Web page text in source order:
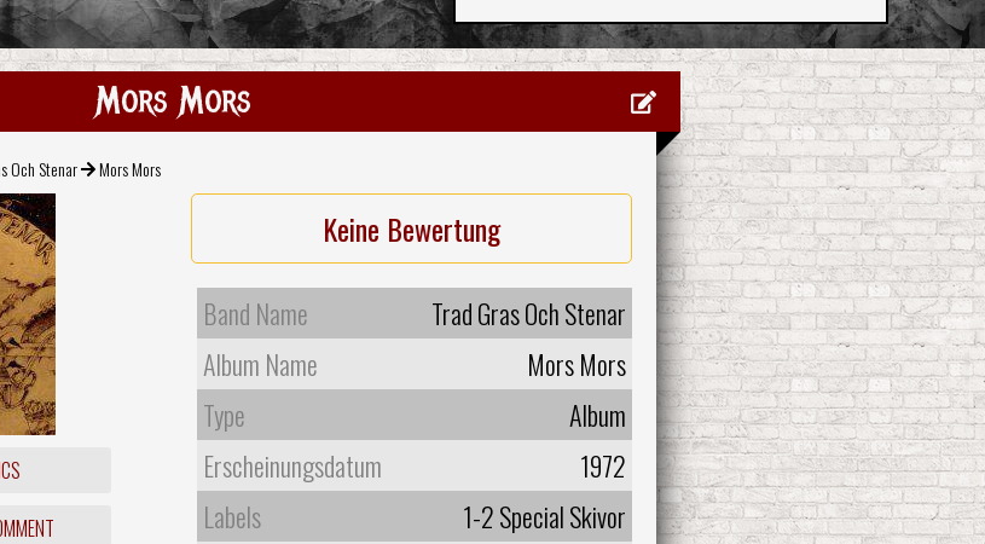
Mors Mors
Och Stenar Mors Mors
Keine Bewertung
Band Name
Trad Gras Och Stenar
Album Name
Mors Mors
Type
Album
Erscheinungsdatum
1972
Labels
1-2 Special Skivor